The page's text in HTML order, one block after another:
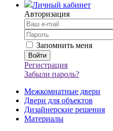
Личный кабинет
Авторизация
Запомнить меня
Регистрация
Забыли пароль?
Межкомнатные двери
Двери для объектов
Дизайнерские решения
Материалы